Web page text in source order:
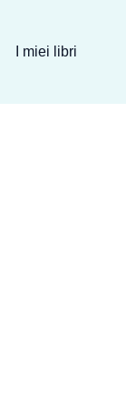
I miei libri